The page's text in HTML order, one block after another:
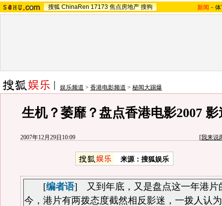
搜狐 ChinaRen 17173 焦点房地产 搜狗 新闻 -
娱乐频道 > 香港电影频道 > 秘闻大踢爆
生机？萎靡？盘点香港电影2007
2007年12月29日10:09 [我来说
来源：搜狐娱乐
[编者语] 又到年底，又是盘点这一年港片
今，港片有两拨态度截然相反影迷，一拨人认